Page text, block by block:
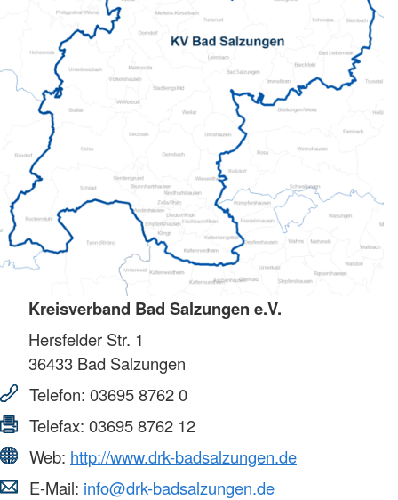
Kreisverband Bad Salzungen e.V.
Hersfelder Str. 1
36433 Bad Salzungen
Telefon: 03695 8762 0
Telefax: 03695 8762 12
Web: http://www.drk-badsalzungen.de
E-Mail: info@drk-badsalzungen.de